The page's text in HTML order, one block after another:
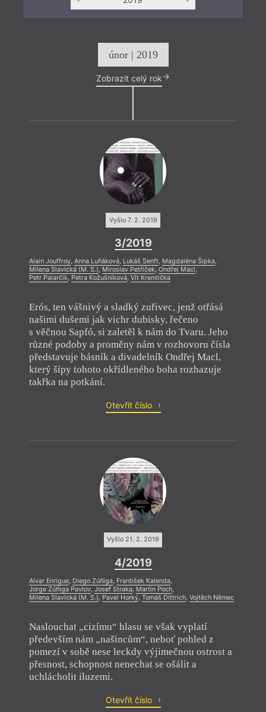
únor | 2019
Zobrazit celý rok
Vyšlo 7. 2. 2019
3/2019
Alain Jouffroy, Anna Luňáková, Lukáš Senft, Magdaléna Šipka,
Milena Slavická (M. S.), Miroslav Petříček, Ondřej Macl,
Petr Palarčík, Petra Kožušníková, Vít Kremlička
Erós, ten vášnivý a sladký zuřivec, jenž otřásá
našimi dušemi jak vichr dubisky, řečeno
s věčnou Sapfó, si zaletěl k nám do Tvaru. Jeho
různé podoby a proměny nám v rozhovoru čísla
představuje básník a divadelník Ondřej Macl,
který šípy tohoto okřídleného boha rozhazuje
takřka na potkání.
Otevřít číslo
Vyšlo 21. 2. 2019
4/2019
Alvar Enrigue, Diego Zúñiga, František Kalenda,
Jorge Zúñiga Pavlov, Josef Straka, Martin Poch,
Milena Slavická (M. S.), Pavel Horký, Tomáš Dittrich, Vojtěch Němec
Naslouchat „cizímu“ hlasu se však vyplatí
především nám „našincům“, neboť pohled z
pomezí v sobě nese leckdy výjimečnou ostrost a
přesnost, schopnost nenechat se ošálit a
uchlácholit iluzemi.
Otevřít číslo